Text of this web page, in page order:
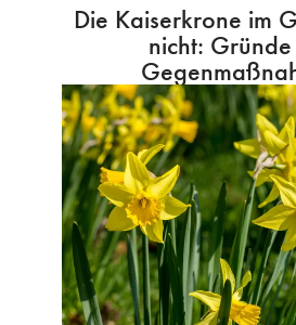
Die Kaiserkrone im
nicht: